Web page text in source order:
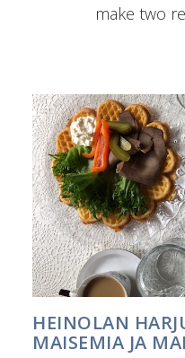
make two
HEINOLAN
MAISEMIA JA